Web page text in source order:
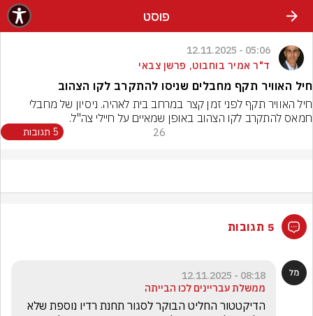
פוסט
05:06 - 12.11.2025
ד"ר אמיר בוחבוט, פרשן צבאי
חיל האוויר תקף מחבלים שניסו להתקרב לקו הצהוב
חמאס להתקרב לקו הצהוב באופן שמאיים על חיילי צה"ל.
26 5 תגובות
5 תגובות
08:18 - 12.11.2025
ממשלת עבריינים לכו הבייתה